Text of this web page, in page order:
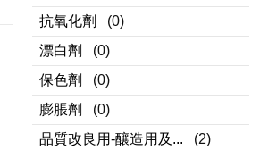
抗氧化劑
(0)
漂白劑
(0)
保色劑
(0)
膨脹劑
(0)
品質改良用-釀造用及...
(2)